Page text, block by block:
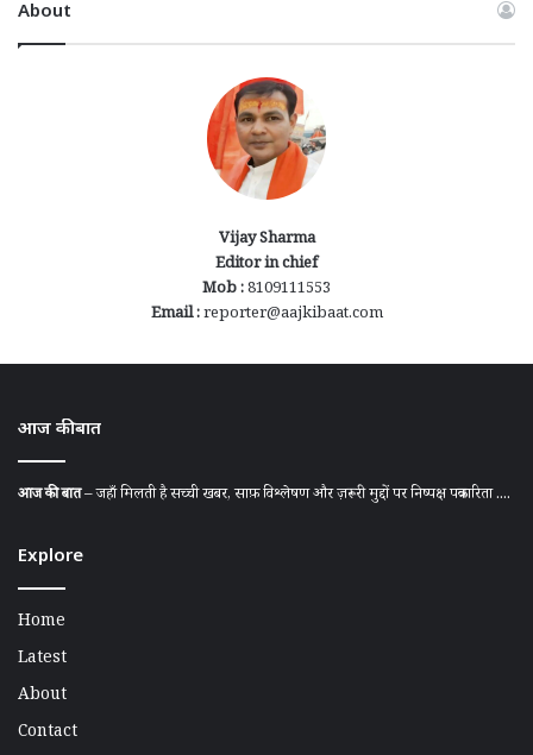
About
Vijay Sharma
Editor in chief
Mob :8109111553
Email :reporter@aajkibaat.com
आज की बात
आज की बात– जहाँ मिलती है सच्ची खबर, साफ़ विश्लेषण और ज़रूरी मुद्दों पर निष्पक्ष पत्रकारिता ....
Explore
Home
Latest
About
Contact